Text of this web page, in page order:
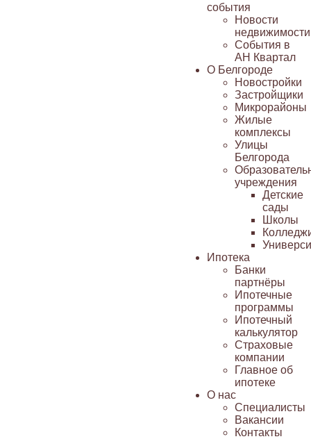
события
Новости
недвижимости
События в
АН Квартал
О Белгороде
Новостройки
Застройщики
Микрорайоны
Жилые
комплексы
Улицы
Белгорода
учреждения
Детские
сады
Школы
Ипотека
Банки
партнёры
Ипотечные
программы
Ипотечный
калькулятор
Страховые
компании
Главное об
ипотеке
О нас
Специалисты
Вакансии
Контакты